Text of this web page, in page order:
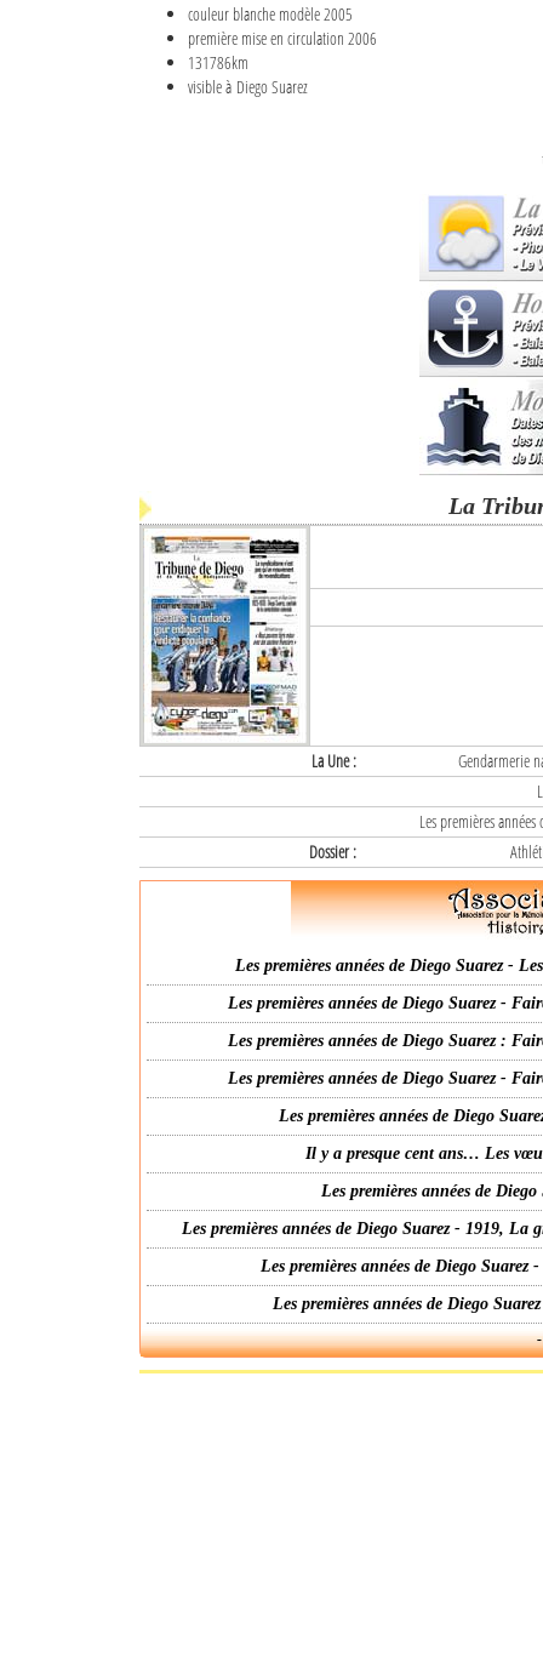
couleur blanche modèle 2005
première mise en circulation 2006
131786km
visible à Diego Suarez
La
La Une :
Gendarmerie
Les premières
Dossier :
Les premières années de Diego Suarez -
Les premières années de Diego Suarez -
Les premières années de Diego Suarez :
Les premières années de Diego Suarez -
Les premières années de Diego
Il y a presque cent ans… Les
Les premières années de
Les premières années de Diego Suarez - 1919,
Les premières années de Diego
Les premières années de Diego